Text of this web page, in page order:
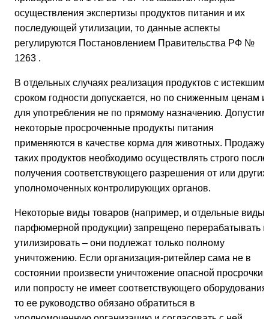
осуществления экспертизы продуктов питания и их
последующей утилизации, то данные аспекты
регулируются Постановлением Правительства РФ №
1263 .
В отдельных случаях реализация продуктов с истекшим
сроком годности допускается, но по сниженным ценам и
для употребления не по прямому назначению.
некоторые просроченные продукты питания
применяются в качестве корма для животных. Продажу
таких продуктов необходимо осуществлять строго после
получения соответствующего разрешения от или других
уполномоченных контролирующих органов.
Некоторые виды товаров (например, и отдельные виды
парфюмерной продукции) запрещено перерабатывать и
утилизировать – они подлежат только полному
уничтожению. Если организация-ритейлер сама не в
состоянии произвести уничтожение опасной просрочки
или попросту не имеет соответствующего оборудования,
то ее руководство обязано обратиться в